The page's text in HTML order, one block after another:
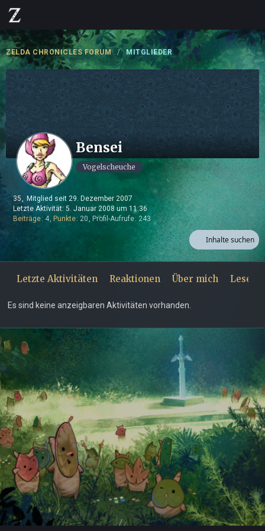
ZELDA CHRONICLES FORUM MITGLIEDER
Bensei
Vogelscheuche
35
Mitglied seit 29. Dezember 2007
Letzte Aktivität: 5. Januar 2008 um 11:36
Beiträge 4 Punkte 20 Profil-Aufrufe 243
Inhalte suchen
Letzte Aktivitäten Reaktionen Über mich
Es sind keine anzeigbaren Aktivitäten vorhanden.